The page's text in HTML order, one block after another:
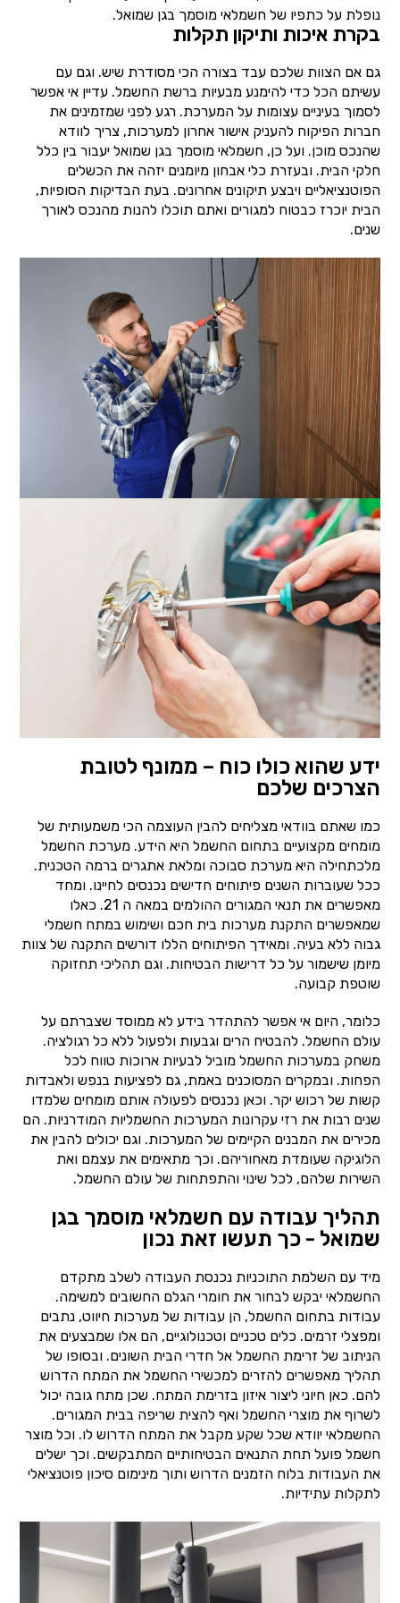
נופלת על כתפיו של חשמלאי מוסמך בגן שמואל.
בקרת איכות ותיקון תקלות
גם אם הצוות שלכם עבד בצורה הכי מסודרת שיש. וגם עם
עשיתם הכל כדי להימנע מבעיות ברשת החשמל. עדיין אי אפשר
לסמוך בעיניים עצומות על המערכת. רגע לפני שמזמינים את
חברות הפיקוח להעניק אישור אחרון למערכות, צריך לוודא
שהנכס מוכן. ועל כן, חשמלאי מוסמך בגן שמואל יעבור בין כלל
חלקי הבית. ובעזרת כלי אבחון מיומנים יזהה את הכשלים
הפוטנציאליים ויבצע תיקונים אחרונים. בעת הבדיקות הסופיות,
הבית יוכרז כבטוח למגורים ואתם תוכלו להנות מהנכס לאורך
שנים.
ידע שהוא כולו כוח – ממונף לטובת
הצרכים שלכם
כמו שאתם בוודאי מצליחים להבין העוצמה הכי משמעותית של
מומחים מקצועיים בתחום החשמל היא הידע. מערכת החשמל
מלכתחילה היא מערכת סבוכה ומלאת אתגרים ברמה הטכנית.
ככל שעוברות השנים פיתוחים חדישים נכנסים לחיינו. ומחד
מאפשרים את תנאי המגורים ההולמים במאה ה 21. כאלו
שמאפשרים התקנת מערכות בית חכם ושימוש במתח חשמלי
גבוה ללא בעיה. ומאידך הפיתוחים הללו דורשים התקנה של צוות
מיומן שישמור על כל דרישות הבטיחות. וגם תהליכי תחזוקה
שוטפת קבועה.
כלומר, היום אי אפשר להתהדר בידע לא ממוסד שצברתם על
עולם החשמל. להבטיח הרים וגבעות ולפעול ללא כל רגולציה.
משחק במערכות החשמל מוביל לבעיות ארוכות טווח לכל
הפחות. ובמקרים המסוכנים באמת, גם לפציעות בנפש ולאבדות
קשות של רכוש יקר. וכאן נכנסים לפעולה אותם מומחים שלמדו
שנים רבות את רזי עקרונות המערכות החשמליות המודרניות. הם
מכירים את המבנים הקיימים של המערכות. וגם יכולים להבין את
הלוגיקה שעומדת מאחוריהם. וכך מתאימים את עצמם ואת
השירות שלהם, לכל שינוי והתפתחות של עולם החשמל.
תהליך עבודה עם חשמלאי מוסמך בגן
שמואל - כך תעשו זאת נכון
מיד עם השלמת התוכניות נכנסת העבודה לשלב מתקדם
החשמלאי יבקש לבחור את חומרי הגלם החשובים למשימה.
עבודות בתחום החשמל, הן עבודות של מערכות חיווט, נתבים
ומפצלי זרמים. כלים טכניים וטכנולוגיים, הם אלו שמבצעים את
הניתוב של זרימת החשמל אל חדרי הבית השונים. ובסופו של
תהליך מאפשרים להזרים למכשירי החשמל את המתח הדרוש
להם. כאן חיוני ליצור איזון בזרימת המתח. שכן מתח גובה יכול
לשרוף את מוצרי החשמל ואף להצית שריפה בבית המגורים.
החשמלאי יוודא שכל שקע מקבל את המתח הדרוש לו. וכל מוצר
חשמל פועל תחת התנאים הבטיחותיים המתבקשים. וכך ישלים
את העבודות בלוח הזמנים הדרוש ותוך מינימום סיכון פוטנציאלי
לתקלות עתידיות.